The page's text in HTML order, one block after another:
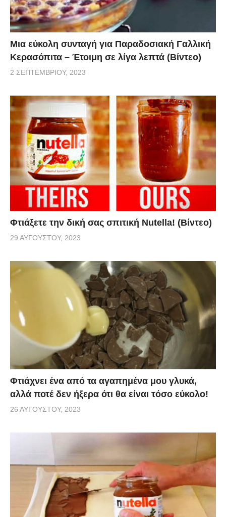
Μια εύκολη συνταγή για Παραδοσιακή Γαλλική
Κερασόπιτα – Έτοιμη σε λίγα λεπτά (Βίντεο)
2 ΣΕΠΤΕΜΒΡΊΟΥ, 2023
Φτιάξετε την δική σας σπιτική Nutella! (Βίντεο)
29 ΑΥΓΟΎΣΤΟΥ, 2023
Φτιάχνει ένα από τα αγαπημένα μου γλυκά,
αλλά ποτέ δεν ήξερα ότι θα είναι τόσο εύκολο!
26 ΑΥΓΟΎΣΤΟΥ, 2023